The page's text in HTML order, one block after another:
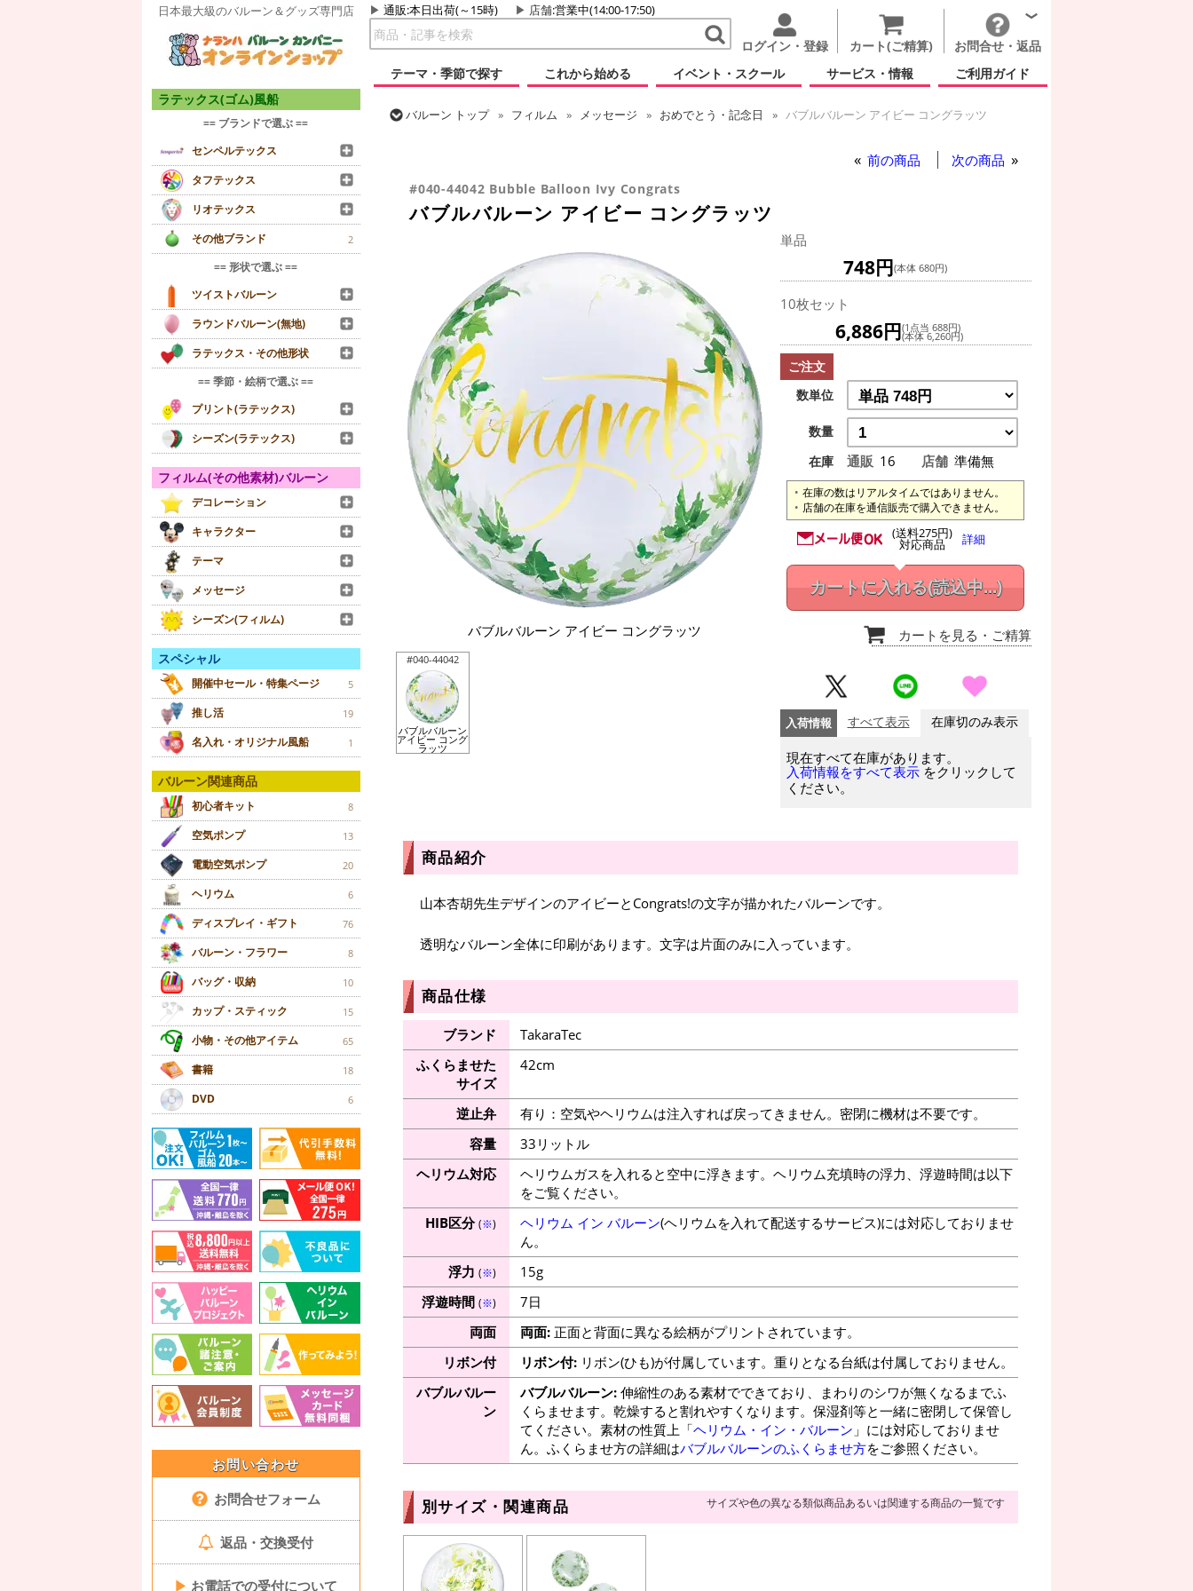
日本最大級のバルーン＆グッズ専門店 通販:本日出荷(～15時) 店舗:営業中(14:00-17:50)
ログイン・登録 カート(ご精算)
お問合せ・返品
テーマ・季節で探す
これから始める イベント・スクール サービス・情報 ご利用ガイド
ラテックス(ゴム)風船
== ブランドで選ぶ ==
センペルテックス
タフテックス
リオテックス
その他ブランド
2
== 形状で選ぶ ==
ツイストバルーン
ラウンドバルーン(無地)
ラテックス・その他形状
== 季節・絵柄で選ぶ ==
プリント(ラテックス)
シーズン(ラテックス)
フィルム(その他素材)バルーン
デコレーション
キャラクター
テーマ
メッセージ
シーズン(フィルム)
スペシャル
開催中セール・特集ページ 5
推し活 19
名入れ・オリジナル風船 1
バルーン関連商品
初心者キット 8
空気ポンプ 13
電動空気ポンプ 20
ヘリウム 6
ディスプレイ・ギフト 76
バルーン・フラワー 8
バッグ・収納 10
カップ・スティック 15
小物・その他アイテム 65
書籍 18
DVD 6
お問い合わせ
お問合せフォーム
返品・交換受付
▶ お電話での受付について
バルーン トップ フィルム メッセージ おめでとう・記念日
バブルバルーン アイビー コングラッツ
前の商品 次の商品
#040-44042 Bubble Balloon Ivy Congrats
バブルバルーン アイビー コングラッツ
バブルバルーン アイビー コングラッツ
#040-44042
バブルバルーン
アイビー コング
ラッツ
単品
748円(本体 680円)
10枚セット
6,886円(1点当 688円)
(本体 6,260円)
ご注文
数単位
数量
在庫
通販 16 店舗 準備無
在庫の数はリアルタイムではありません。
店舗の在庫を通信販売で購入できません。
(送料275円)
対応商品 詳細
カートに入れる(読込中...)
カートを見る ・ご精算
入荷情報 すべて表示 在庫切のみ表示
現在すべて在庫があります。
入荷情報をすべて表示 をクリックして
ください。
商品紹介
山本杏胡先生デザインのアイビーとCongrats!の文字が描かれたバルーンです。
透明なバルーン全体に印刷があります。文字は片面のみに入っています。
商品仕様
ブランド
TakaraTec
ふくらませた
サイズ
42cm
逆止弁
有り：空気やヘリウムは注入すれば戻ってきません。密閉に機材は不要です。
容量
33リットル
ヘリウム対応
ヘリウムガスを入れると空中に浮きます。ヘリウム充填時の浮力、浮遊時間は以下
をご覧ください。
HIB区分(※) ヘリウム イン バルーン(ヘリウムを入れて配送するサービス)には対応しておりませ
ん。
浮力 (※)
15g
浮遊時間 (※)
7日
両面
両面:正面と背面に異なる絵柄がプリントされています。
リボン付
リボン付:リボン(ひも)が付属しています。重りとなる台紙は付属しておりません。
バブルバルー
ン
バブルバルーン:伸縮性のある素材でできており、まわりのシワが無くなるまでふ
くらませます。乾燥すると割れやすくなります。保湿剤等と一緒に密閉して保管し
てください。素材の性質上「ヘリウム・イン・バルーン 」には対応しておりませ
ん。ふくらませ方の詳細はバブルバルーンのふくらませ方をご参照ください。
別サイズ・関連商品 サイズや色の異なる類似商品あるいは関連する商品の一覧です